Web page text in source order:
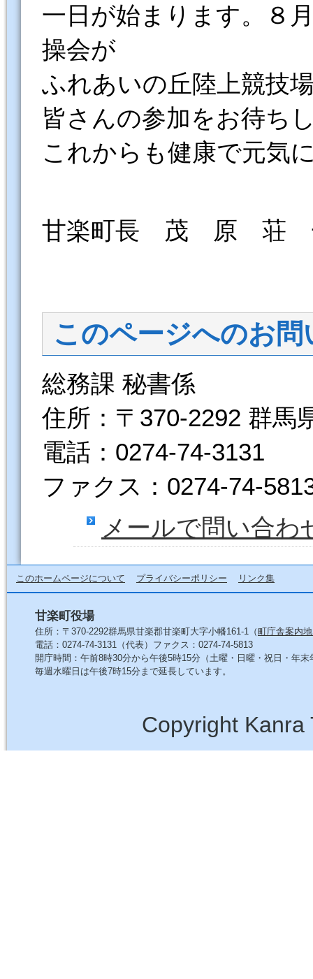
一日が始まります。８
操会が
ふれあいの丘陸上競技
皆さんの参加をお待ち
これからも健康で元気
甘楽町長 茂 原 荘
このページへのお問
総務課 秘書係
住所：〒370-2292 群馬
電話：0274-74-3131
ファクス：0274-74-
メールで問い合わ
このホームページについて プライバシーポリシー リンク集
甘楽町役場
住所：〒370-2292群馬県甘楽郡甘楽町大字小幡161-1（町庁舎案内
電話：0274-74-3131（代表）ファクス：0274-74-5813
開庁時間：午前8時30分から午後5時15分（土曜・日曜・祝日・年末
毎週水曜日は午後7時15分まで延長しています。
Copyright Kanra